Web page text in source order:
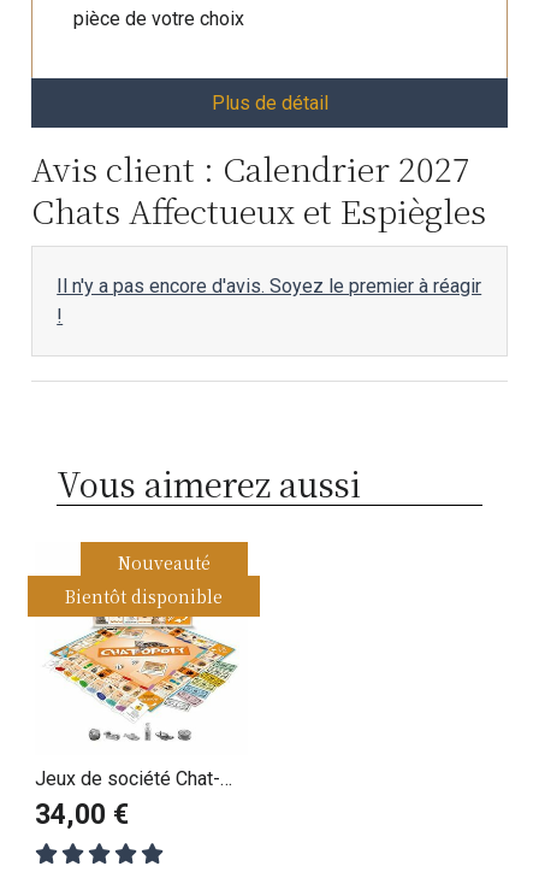
pièce de votre choix
Plus de détail
Avis client : Calendrier 2027
Chats Affectueux et Espiègles
Il n'y a pas encore d'avis. Soyez le premier à réagir
!
Vous aimerez aussi
Nouveauté
Jeux de société Chat-
Opoly
34,00 €
Bientôt disponible